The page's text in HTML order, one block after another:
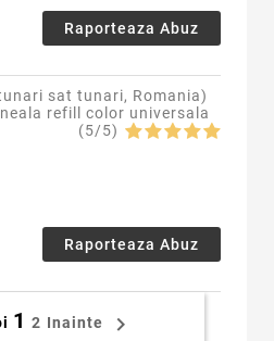
Raporteaza Abuz
sat tunari, Romania)
refill color universala
(5/5)
Raporteaza Abuz
1 2 Inainte 